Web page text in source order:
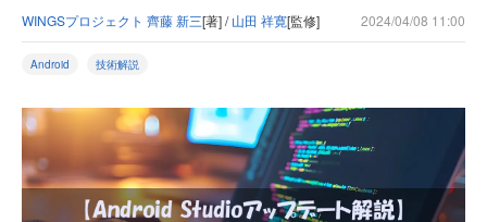
WINGSプロジェクト 齊藤 新三[著] /山田 祥寛[監修] 2024/04/08 11:00
Android 技術解説